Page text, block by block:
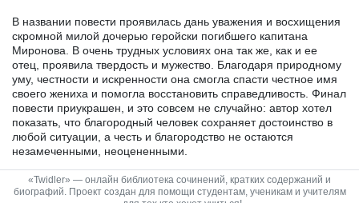
В названии повести проявилась дань уважения и восхищения
скромной милой дочерью геройски погибшего капитана
Миронова. В очень трудных условиях она так же, как и ее
отец, проявила твердость и мужество. Благодаря природному
уму, честности и искренности она смогла спасти честное имя
своего жениха и помогла восстановить справедливость. Финал
повести приукрашен, и это совсем не случайно: автор хотел
показать, что благородный человек сохраняет достоинство в
любой ситуации, а честь и благородство не остаются
незамеченными, неоцененными.
«Twidler» — онлайн библиотека сочинений, кратких содержаний и
биографий. Проект создан для помощи студентам, ученикам и учителям